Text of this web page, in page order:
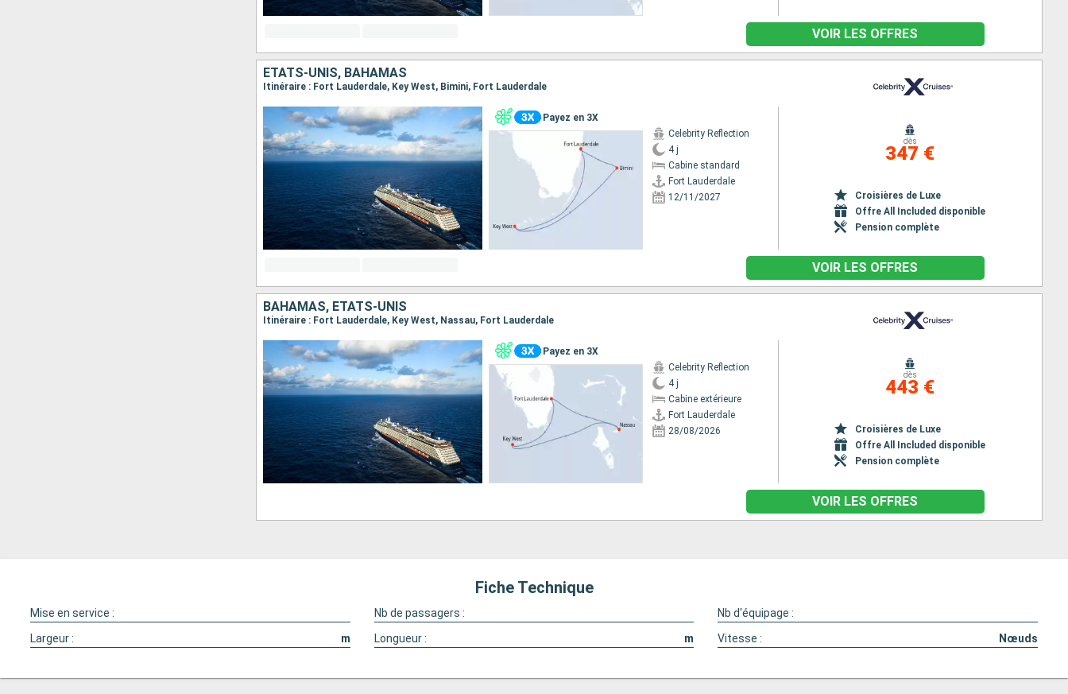
VOIR LES OFFRES
ÉTATS-UNIS, BAHAMAS
Itinéraire : Fort Lauderdale, Key West, Bimini, Fort Lauderdale
Payez en 3X
Celebrity Reflection
4 j
Cabine standard
Fort Lauderdale
12/11/2027
dès
347 €
Croisières de Luxe
Offre All Included disponible
Pension complète
VOIR LES OFFRES
BAHAMAS, ÉTATS-UNIS
Itinéraire : Fort Lauderdale, Key West, Nassau, Fort Lauderdale
Payez en 3X
Celebrity Reflection
4 j
Cabine extérieure
Fort Lauderdale
28/08/2026
dès
443 €
Croisières de Luxe
Offre All Included disponible
Pension complète
VOIR LES OFFRES
Fiche Technique
Mise en service : Nb de passagers :
Nb d'équipage :
Largeur :
m Longueur : m Vitesse : Nœuds